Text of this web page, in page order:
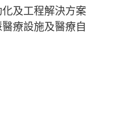
及工程解決方案
療設施及醫療自